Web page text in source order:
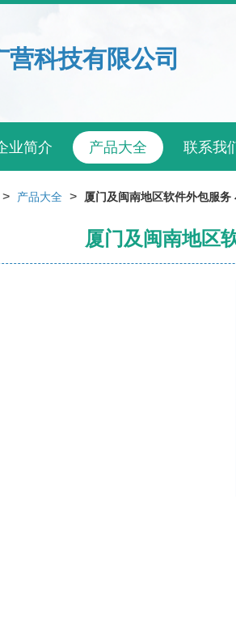
营科技有限公司
业简介 产品大全 联系我
> 产品大全 > 厦门及闽南地区软件外包服
厦门及闽南地区